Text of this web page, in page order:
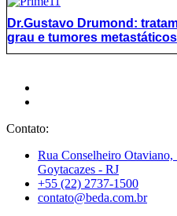
Dr.Gustavo Drumond:
grau e tumores
Contato:
Rua Conselheiro
Goytacazes - RJ
+55 (22) 2737-1500
contato@beda.com.br